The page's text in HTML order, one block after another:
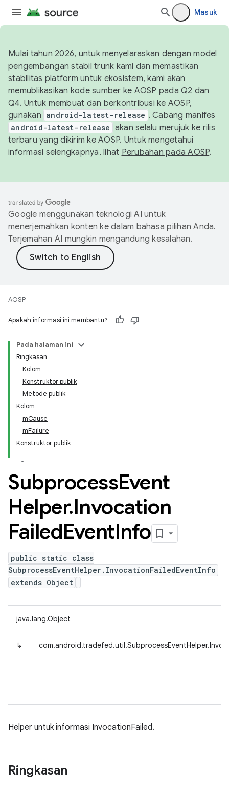
Masuk
Mulai tahun 2026, untuk menyelaraskan dengan model
pengembangan stabil trunk kami dan memastikan
stabilitas platform untuk ekosistem, kami akan
memublikasikan kode sumber ke AOSP pada Q2 dan
Q4. Untuk membuat dan berkontribusi ke AOSP,
gunakan android-latest-release . Cabang manifes
android-latest-release akan selalu merujuk ke rilis
terbaru yang dikirim ke AOSP. Untuk mengetahui
informasi selengkapnya, lihat Perubahan pada AOSP.
Google menggunakan teknologi AI untuk
menerjemahkan konten ke dalam bahasa pilihan Anda.
Terjemahan AI mungkin mengandung kesalahan.
AOSP
Apakah informasi ini membantu?
Pada halaman ini
Ringkasan
Kolom
Konstruktor publik
Metode publik
Kolom
mCause
mFailure
Konstruktor publik
SubprocessEvent
Helper.Invocation
FailedEventInfo
public static class
SubprocessEventHelper.InvocationFailedEventInfo
extends Object
java.lang.Object
↳
Helper untuk informasi InvocationFailed.
Ringkasan